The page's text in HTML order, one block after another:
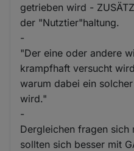
getrieben wird -
der "Nutztier"haltung.
-
"Der eine oder andere
krampfhaft versucht
warum dabei ein
wird."
-
Dergleichen fragen
sollten sich besser mit